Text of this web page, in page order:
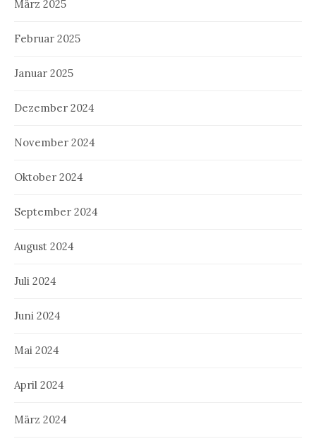
März 2025
Februar 2025
Januar 2025
Dezember 2024
November 2024
Oktober 2024
September 2024
August 2024
Juli 2024
Juni 2024
Mai 2024
April 2024
März 2024